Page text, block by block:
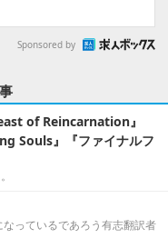
Sponsored by
of Reincarnation』
Souls』『ファイナルフ
っているであろう有志翻訳者